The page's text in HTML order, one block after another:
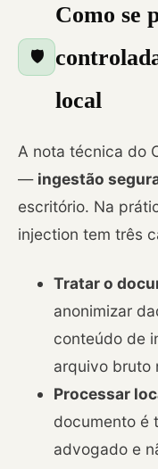
🛡️
Como se
local
A nota técnica do
— ingestão
escritório. Na
injection tem três
Tratar o
anonimizar
conteúdo de
arquivo bruto
Processar
documento é
advogado e